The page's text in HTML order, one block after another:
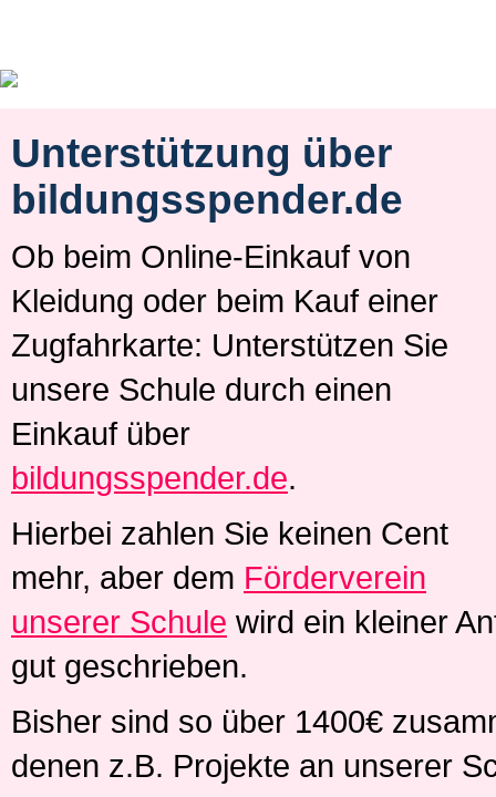
Unterstützung über
bildungsspender.de
Ob beim Online-Einkauf von
Kleidung oder beim Kauf einer
Zugfahrkarte: Unterstützen Sie
unsere Schule durch einen
Einkauf über
bildungsspender.de.
Hierbei zahlen Sie keinen Cent
mehr, aber dem Förderverein
unserer Schule wird ein kleiner
gut geschrieben.
Bisher sind so über 1400€
denen z.B. Projekte an unserer